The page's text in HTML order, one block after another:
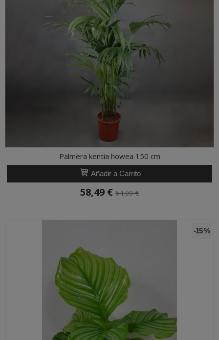
Palmera kentia howea 150 cm
Añadir a Carrito
58,49 € 64,99 €
-15 %